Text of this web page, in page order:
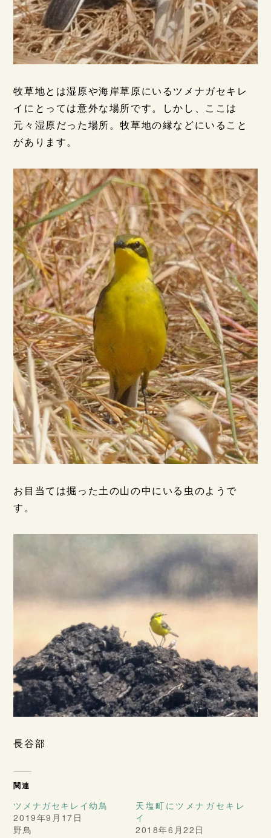
牧草地とは湿原や海岸草原にいるツメナガセキレ
イにとっては意外な場所です。しかし、ここは
元々湿原だった場所。牧草地の縁などにいること
があります。
お目当ては掘った土の山の中にいる虫のようで
す。
長谷部
関連
ツメナガセキレイ幼鳥
2019年9月17日
野鳥
天塩町にツメナガセキレ
イ
2018年6月22日